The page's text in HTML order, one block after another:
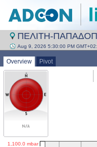
ΠΕΛΙΤΗ-
Aug 9, 2026 5:30:00 PM
Overview Pivot